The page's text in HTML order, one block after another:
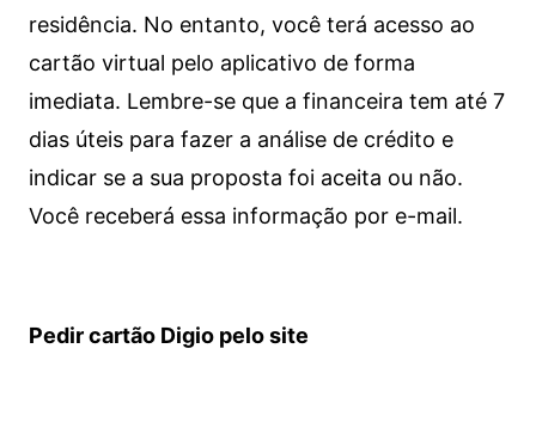
residência. No entanto, você terá acesso ao
cartão virtual pelo aplicativo de forma
imediata. Lembre-se que a financeira tem até 7
dias úteis para fazer a análise de crédito e
indicar se a sua proposta foi aceita ou não.
Você receberá essa informação por e-mail.
Pedir cartão Digio pelo site